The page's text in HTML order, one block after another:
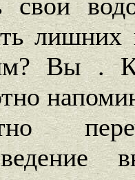
лишних
Вы .